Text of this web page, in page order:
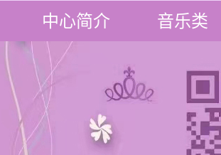
中心简介 音乐类